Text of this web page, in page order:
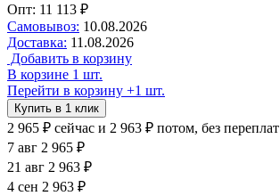
Опт: 11 113 ₽
Самовывоз: 10.08.2026
Доставка: 11.08.2026
Добавить в корзину
В корзине 1 шт.
Перейти в корзину +1 шт.
Купить в 1 клик
2 965 ₽ сейчас и 2 963 ₽ потом, без переплат
7 авг 2 965 ₽
21 авг 2 963 ₽
4 сен 2 963 ₽